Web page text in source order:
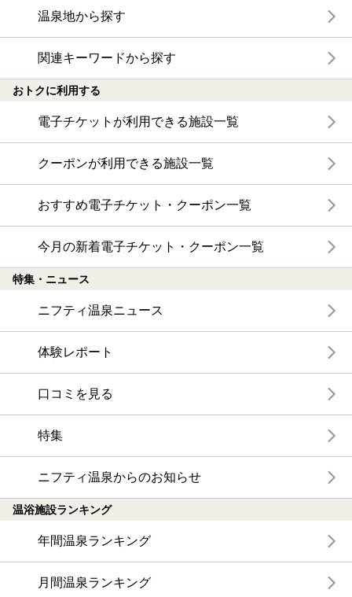
温泉地から探す
関連キーワードから探す
おトクに利用する
電子チケットが利用できる施設一覧
クーポンが利用できる施設一覧
おすすめ電子チケット・クーポン一覧
今月の新着電子チケット・クーポン一覧
特集・ニュース
ニフティ温泉ニュース
体験レポート
口コミを見る
特集
ニフティ温泉からのお知らせ
温浴施設ランキング
年間温泉ランキング
月間温泉ランキング